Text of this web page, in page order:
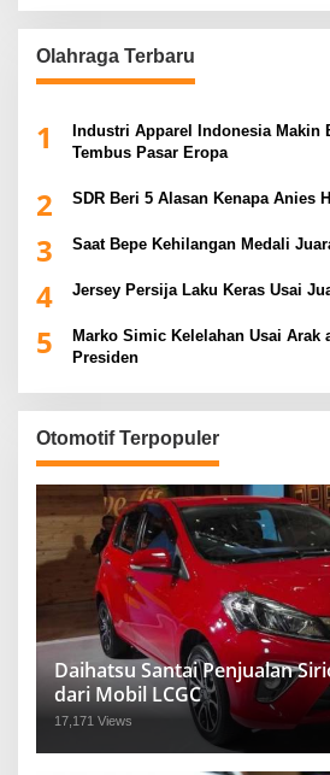
Olahraga Terbaru
1
Industri Apparel Indonesia Makin
Tembus Pasar Eropa
2 SDR Beri 5 Alasan Kenapa Anies
3 Saat Bepe Kehilangan Medali
4 Jersey Persija Laku Keras Usai
5
Marko Simic Kelelahan Usai Arak
Presiden
Otomotif Terpopuler
Daihatsu Santai Penjualan
dari Mobil LCGC
17,171 Views